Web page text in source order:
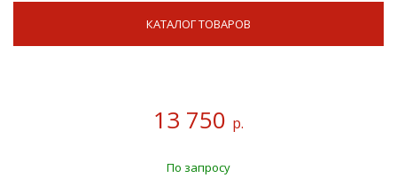
КАТАЛОГ ТОВАРОВ
13 750 р.
По запросу